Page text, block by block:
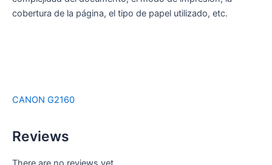
cobertura de la página, el tipo de papel utilizado, etc.
CANON G2160
Reviews